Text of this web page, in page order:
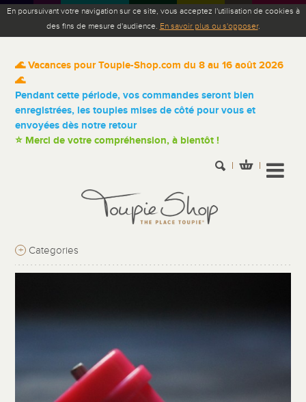
En poursuivant votre navigation sur ce site, vous acceptez l'utilisation de cookies à
des fins de mesure d'audience. En savoir plus ou s'opposer.
🌊 Vacances pour Toupie-Shop.com du 8 au 16 août 2026
🌊
Pendant cette période, vos commandes seront bien
enregistrées, les toupies mises de côté pour vous et
envoyées dès notre retour
⭐ Merci de votre compréhension, à bientôt !
+ Categories